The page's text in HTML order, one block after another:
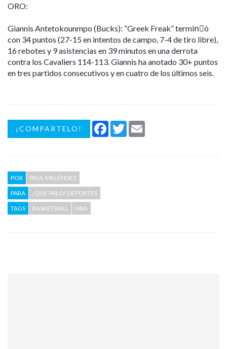
ORO:
Giannis Antetokounmpo (Bucks): “Greek Freak” terminٌó
con 34 puntos (27-15 en intentos de campo, 7-4 de tiro libre),
16 rebotes y 9 asistencias en 39 minutos en una derrota
contra los Cavaliers 114-113. Giannis ha anotado 30+ puntos
en tres partidos consecutivos y en cuatro de los últimos seis.
¡COMPARTELO! Facebook
Twitter
POR
PAUL MELÉNDEZ
PARA
¡QUE PALO! DEPORTES
TAGS
BASKETBALL NBA